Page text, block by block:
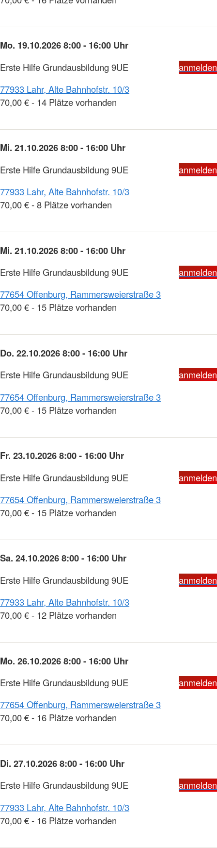
Mo. 19.10.2026 8:00 - 16:00 Uhr
Erste Hilfe Grundausbildung 9UE
anmelden
77933 Lahr, Alte Bahnhofstr. 10/3
70,00 € - 14 Plätze vorhanden
Mi. 21.10.2026 8:00 - 16:00 Uhr
Erste Hilfe Grundausbildung 9UE
anmelden
77933 Lahr, Alte Bahnhofstr. 10/3
70,00 € - 8 Plätze vorhanden
Mi. 21.10.2026 8:00 - 16:00 Uhr
Erste Hilfe Grundausbildung 9UE
anmelden
77654 Offenburg, Rammersweierstraße 3
70,00 € - 15 Plätze vorhanden
Do. 22.10.2026 8:00 - 16:00 Uhr
Erste Hilfe Grundausbildung 9UE
anmelden
77654 Offenburg, Rammersweierstraße 3
70,00 € - 15 Plätze vorhanden
Fr. 23.10.2026 8:00 - 16:00 Uhr
Erste Hilfe Grundausbildung 9UE
anmelden
77654 Offenburg, Rammersweierstraße 3
70,00 € - 15 Plätze vorhanden
Sa. 24.10.2026 8:00 - 16:00 Uhr
Erste Hilfe Grundausbildung 9UE
anmelden
77933 Lahr, Alte Bahnhofstr. 10/3
70,00 € - 12 Plätze vorhanden
Mo. 26.10.2026 8:00 - 16:00 Uhr
Erste Hilfe Grundausbildung 9UE
anmelden
77654 Offenburg, Rammersweierstraße 3
70,00 € - 16 Plätze vorhanden
Di. 27.10.2026 8:00 - 16:00 Uhr
Erste Hilfe Grundausbildung 9UE
anmelden
77933 Lahr, Alte Bahnhofstr. 10/3
70,00 € - 16 Plätze vorhanden